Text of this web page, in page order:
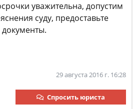
уважительна, допустим
суду, предоставьте
29 августа 2016 г. 16:28
Спросить юриста